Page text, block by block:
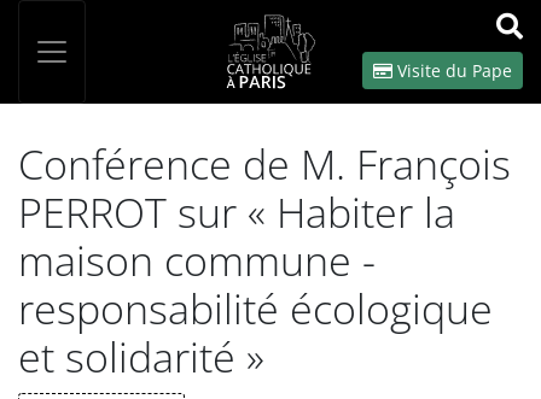
OK
Visite du Pape
Conférence de M. François
PERROT sur « Habiter la
maison commune -
responsabilité écologique
et solidarité »
Panneau de gestion des cookies